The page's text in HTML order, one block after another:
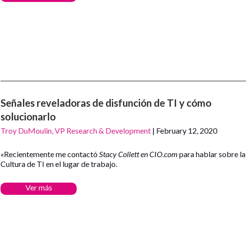
Señales reveladoras de disfunción de TI y cómo
solucionarlo
Troy DuMoulin, VP Research & Development | February 12, 2020
«Recientemente me contactó Stacy Collett en CIO.com para hablar sobre la
Cultura de TI en el lugar de trabajo.
Ver más